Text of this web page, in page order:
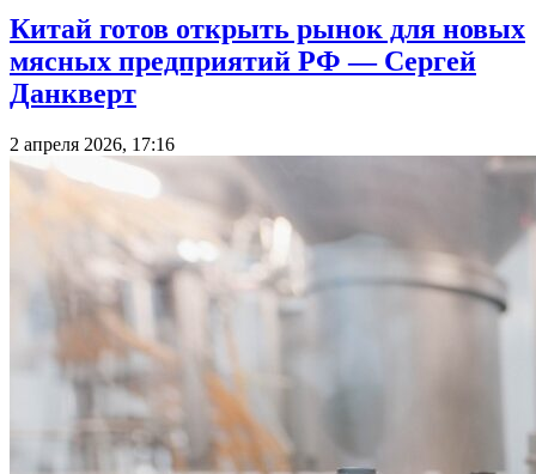
Китай готов открыть рынок для новых
мясных предприятий РФ — Сергей
Данкверт
2 апреля 2026, 17:16